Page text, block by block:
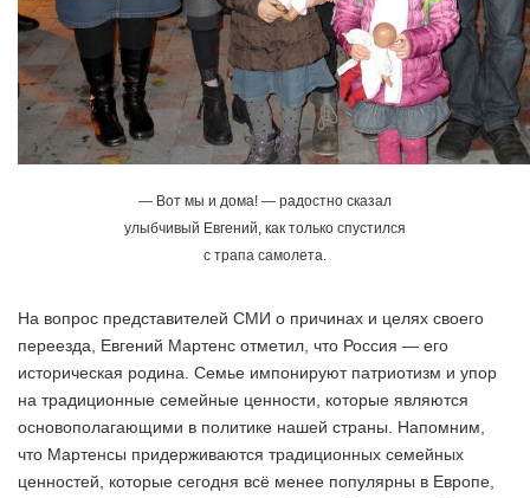
— Вот мы и дома! — радостно сказал
улыбчивый Евгений, как только спустился
с трапа самолета.
На вопрос представителей СМИ о причинах и целях своего
переезда, Евгений Мартенс отметил, что Россия — его
историческая родина. Семье импонируют патриотизм и упор
на традиционные семейные ценности, которые являются
основополагающими в политике нашей страны. Напомним,
что Мартенсы придерживаются традиционных семейных
ценностей, которые сегодня всё менее популярны в Европе,